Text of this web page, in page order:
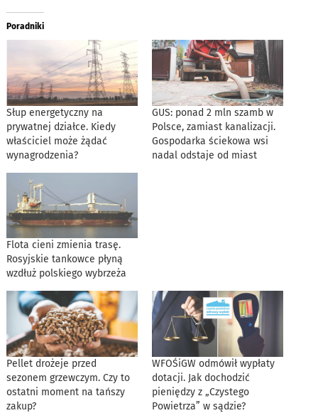
Poradniki
Słup energetyczny na
prywatnej działce. Kiedy
właściciel może żądać
wynagrodzenia?
GUS: ponad 2 mln szamb w
Polsce, zamiast kanalizacji.
Gospodarka ściekowa wsi
nadal odstaje od miast
Flota cieni zmienia trasę.
Rosyjskie tankowce płyną
wzdłuż polskiego wybrzeża
Pellet drożeje przed
sezonem grzewczym. Czy to
ostatni moment na tańszy
zakup?
WFOŚiGW odmówił wypłaty
dotacji. Jak dochodzić
pieniędzy z „Czystego
Powietrza” w sądzie?